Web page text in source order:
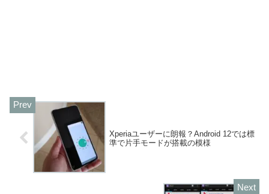
Xperiaユーザーに朗報？Android 12では標
準で片手モードが搭載の模様